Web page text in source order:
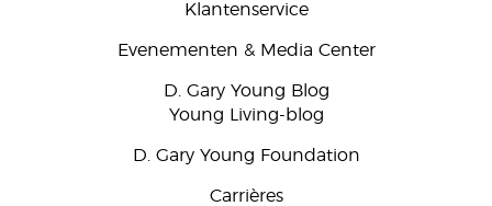
Klantenservice
Evenementen & Media Center
D. Gary Young Blog
Young Living-blog
D. Gary Young Foundation
Carrières